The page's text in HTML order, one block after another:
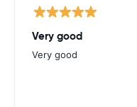
Very good
Very good